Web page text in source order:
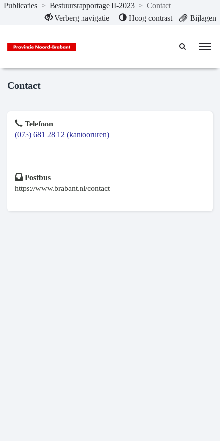
Naar hoofdinhoud
Publicaties > Bestuursrapportage II-2023 > Contact
Verberg navigatie
Hoog contrast Bijlagen
Contact
Telefoon
(073) 681 28 12 (kantooruren)
Postbus
https://www.brabant.nl/contact